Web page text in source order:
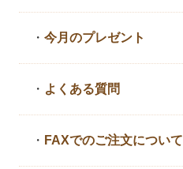
・今月のプレゼント
・ よくある質問
・ FAXでのご注文について